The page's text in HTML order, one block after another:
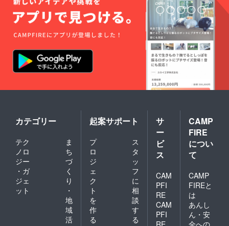
カテゴリー
テク
ノロ
ジー
・ガ
ジェ
ット
ま
ち
づ
く
り
・
地
域
活
起案サポート
プ
ロ
ジ
ェ
ク
ト
を
作
る
ス
タ
ッ
フ
に
相
談
す
る
サ
ー
ビ
ス
CAM
PFI
RE
CAM
PFI
CAMP
FIRE
につい
て
CAMP
FIREと
は
あんし
ん・安